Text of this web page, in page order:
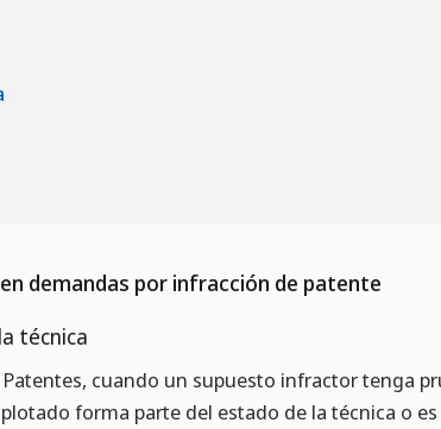
demandas por infracción de patente
técnica
cuando un supuesto infractor tenga
forma parte del estado de la técnica o